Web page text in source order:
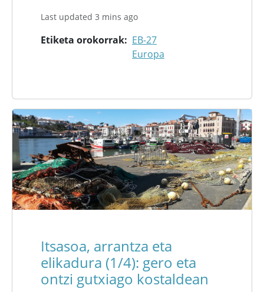
Last updated 3 mins ago
Etiketa orokorrak
EB-27
Europa
Itsasoa, arrantza eta
elikadura (1/4): gero eta
ontzi gutxiago kostaldean